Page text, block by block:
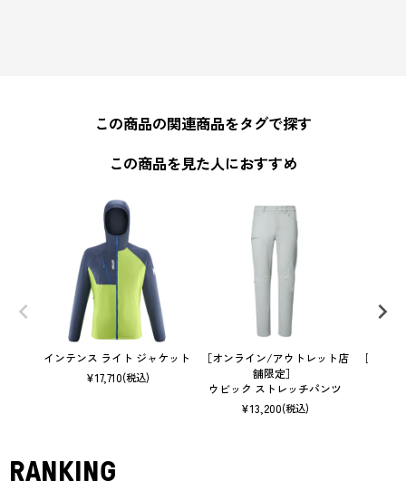
この商品の関連商品をタグで探す
この商品を見た人におすすめ
インテンス ライト ジャケット
¥17,710(税込)
［オンライン/アウトレット店
舗限定］
ウビック ストレッチパンツ
¥13,200(税込)
［オン
RANKING